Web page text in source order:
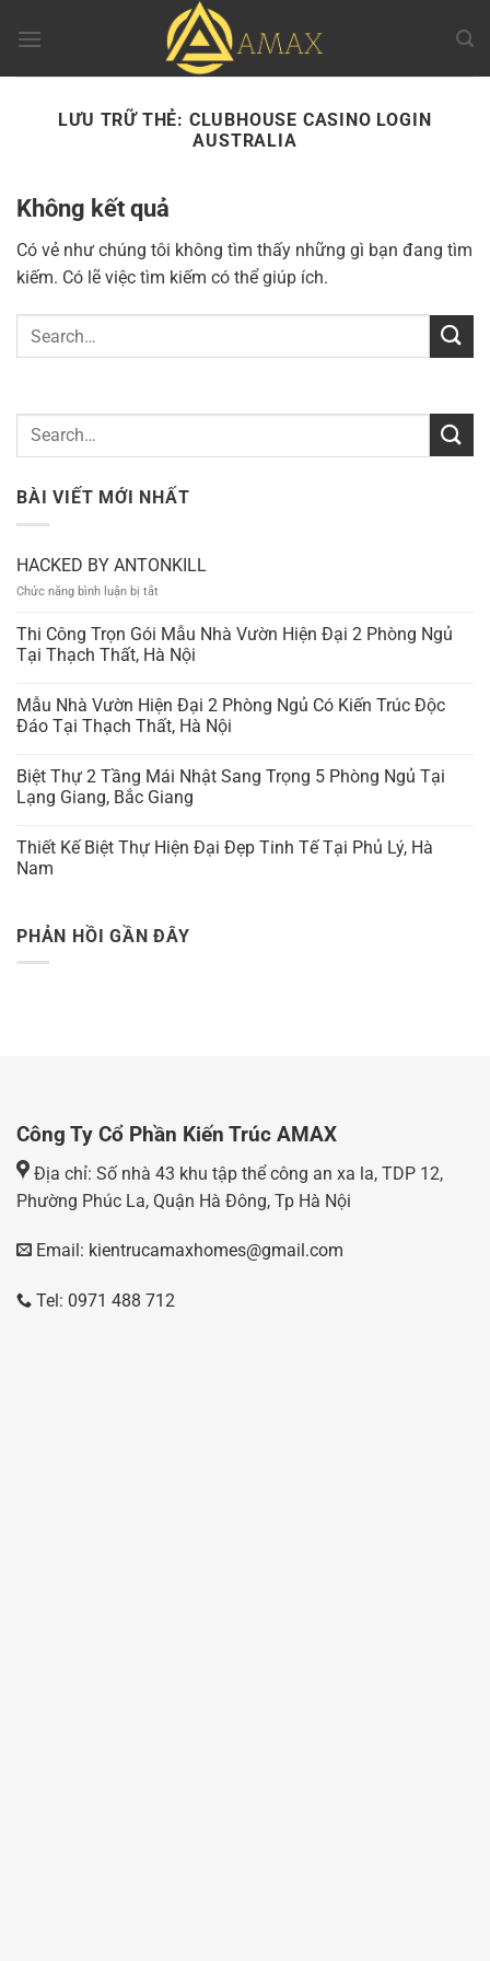
đến
LƯU TRỮ THẺ: CLUBHOUSE CASINO LOGIN
AUSTRALIA
Không kết quả
Có vẻ như chúng tôi không tìm thấy những gì bạn đang tìm
kiếm. Có lẽ việc tìm kiếm có thể giúp ích.
BÀI VIẾT MỚI NHẤT
HACKED BY ANTONKILL
Chức năng bình luận bị tắt
BY
ANTONKILL
Thi Công Trọn Gói Mẫu Nhà Vườn Hiện Đại 2 Phòng Ngủ
Tại Thạch Thất, Hà Nội
Mẫu Nhà Vườn Hiện Đại 2 Phòng Ngủ Có Kiến Trúc Độc
Đáo Tại Thạch Thất, Hà Nội
Biệt Thự 2 Tầng Mái Nhật Sang Trọng 5 Phòng Ngủ Tại
Lạng Giang, Bắc Giang
Thiết Kế Biệt Thự Hiện Đại Đẹp Tinh Tế Tại Phủ Lý, Hà
Nam
PHẢN HỒI GẦN ĐÂY
Công Ty Cổ Phần Kiến Trúc AMAX
Địa chỉ: Số nhà 43 khu tập thể công an xa la, TDP 12,
Phường Phúc La, Quận Hà Đông, Tp Hà Nội
Email: kientrucamaxhomes@gmail.com
Tel: 0971 488 712